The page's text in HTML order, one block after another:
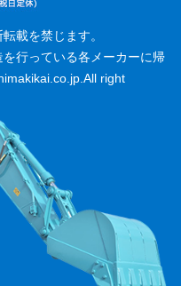
載を禁じます。
行っている各メーカーに帰
right